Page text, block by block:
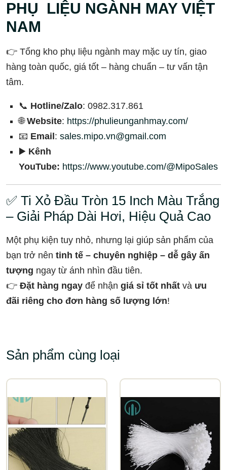
PHỤ LIỆU NGÀNH MAY VIỆT
NAM
👉 Tổng kho phụ liệu ngành may mặc uy tín, giao
hàng toàn quốc, giá tốt – hàng chuẩn – tư vấn tận
tâm.
📞 Hotline/Zalo: 0982.317.861
🌐Website: https://phulieunganhmay.com/
📧 Email : sales.mipo.vn@gmail.com
▶️ Kênh
YouTube: https://www.youtube.com/@MipoSales
✅ Ti Xỏ Đầu Tròn 15 Inch Màu Trắng
– Giải Pháp Dài Hơi, Hiệu Quả Cao
Một phụ kiện tuy nhỏ, nhưng lại giúp sản phẩm của
bạn trở nên tinh tế – chuyên nghiệp – dễ gây ấn
tượng ngay từ ánh nhìn đầu tiên.
👉 Đặt hàng ngay để nhận giá sỉ tốt nhất và ưu
đãi riêng cho đơn hàng số lượng lớn!
Sản phẩm cùng loại